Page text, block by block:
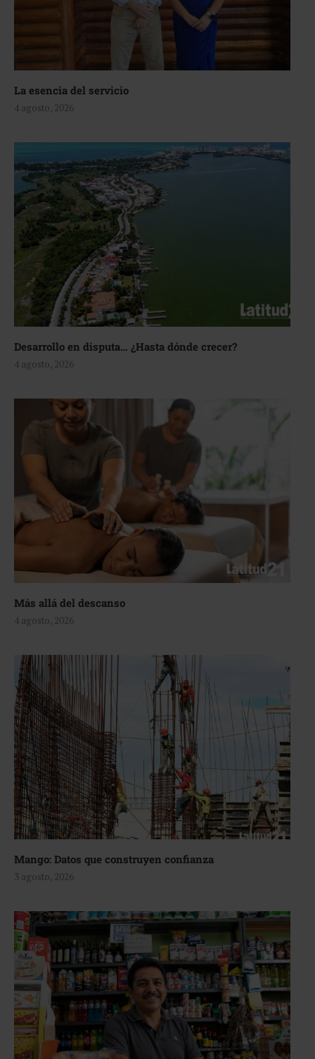
La esencia del servicio
4 agosto, 2026
Desarrollo en disputa… ¿Hasta dónde crecer?
4 agosto, 2026
Más allá del descanso
4 agosto, 2026
Mango: Datos que construyen confianza
3 agosto, 2026